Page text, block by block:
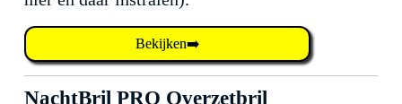
Bekijken➡️
NachtBril PRO Overzetbril